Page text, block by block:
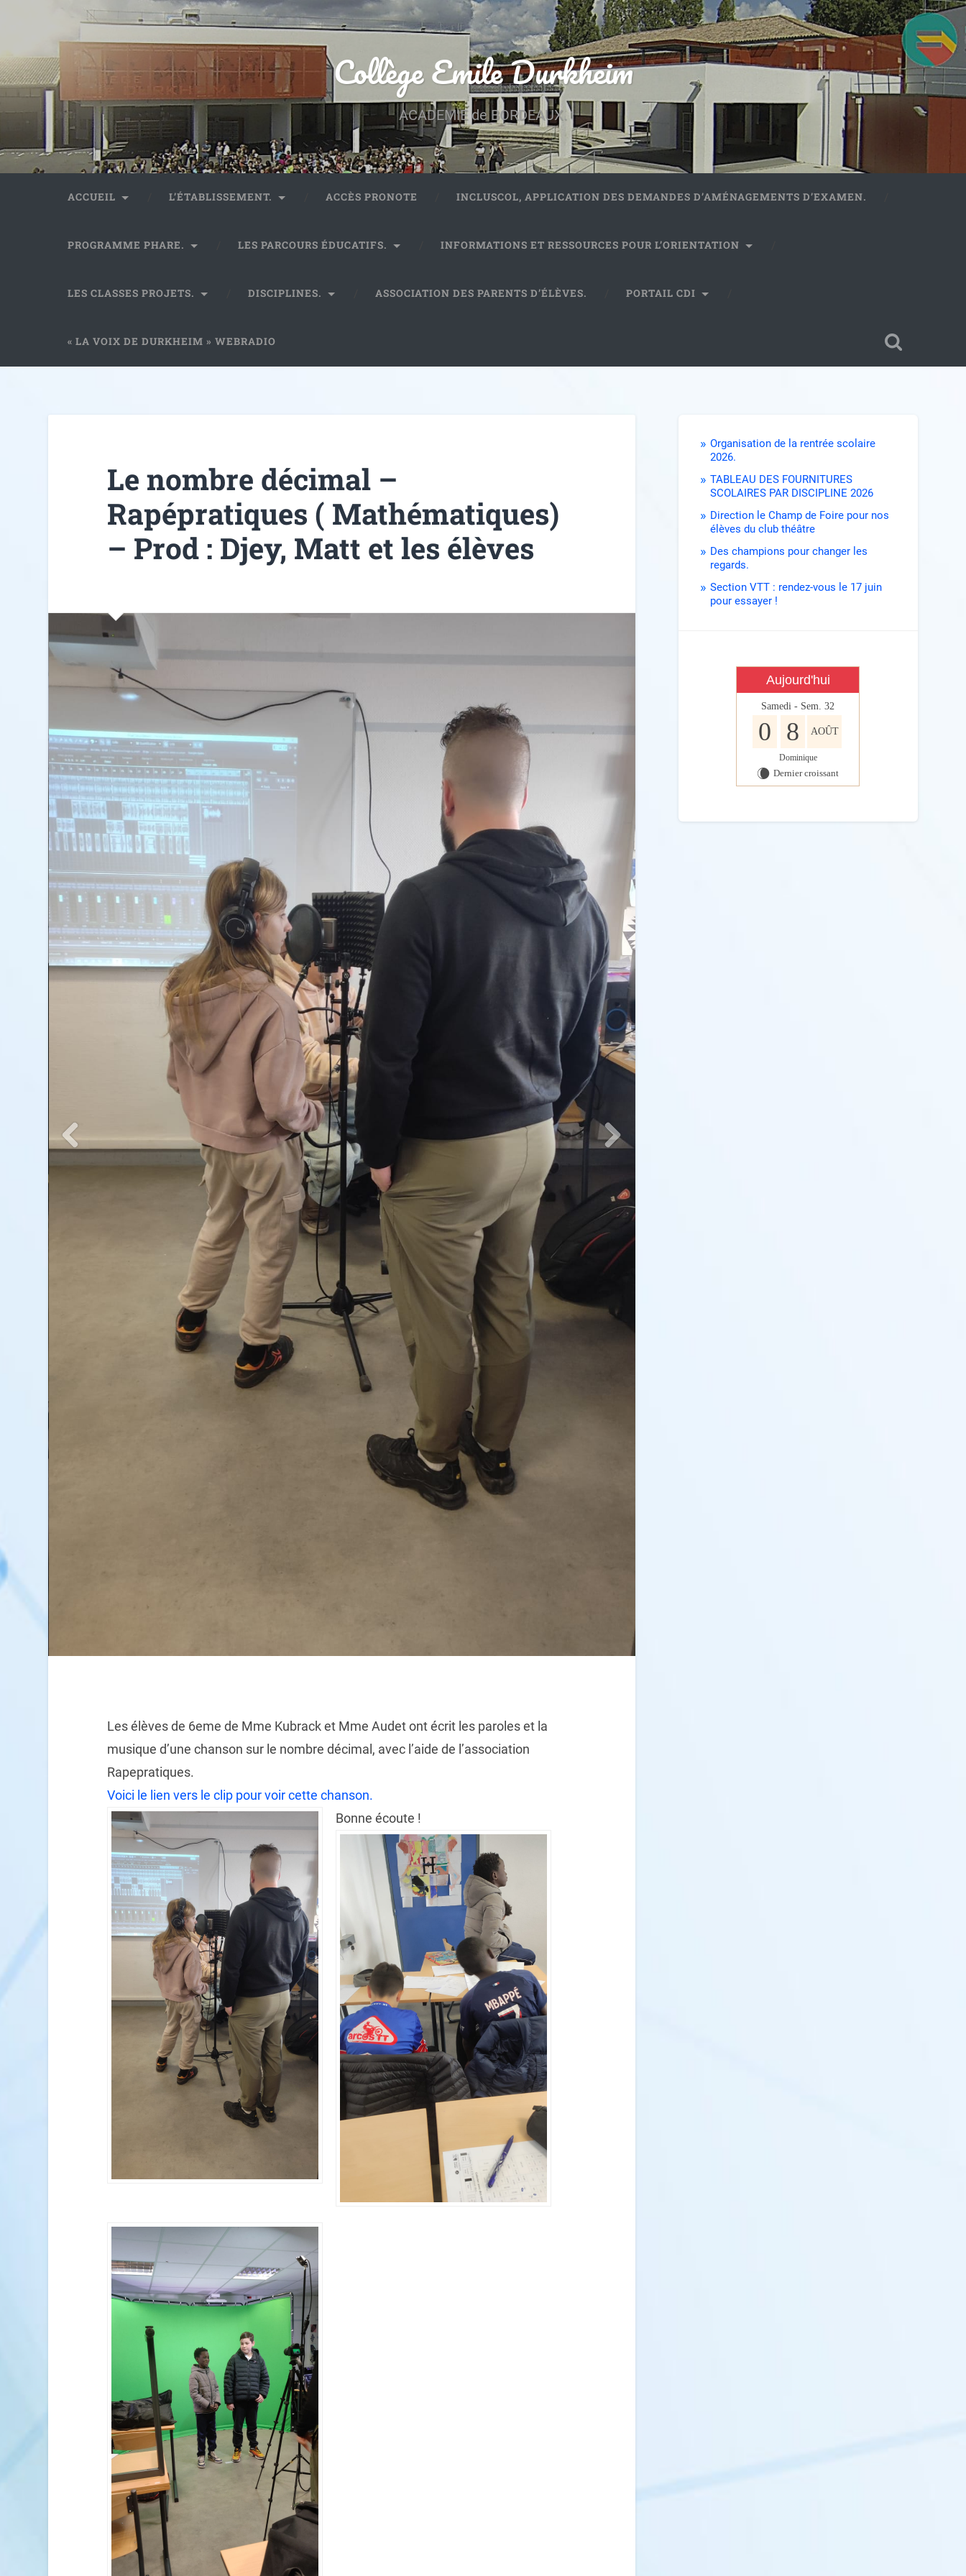
Collège Emile Durkheim
ACADEMIE de BORDEAUX.
ACCUEIL L’ÉTABLISSEMENT. ACCÈS PRONOTE INCLUSCOL, APPLICATION DES DEMANDES D’AMÉNAGEMENTS D’EXAMEN.
PROGRAMME PHARE. LES PARCOURS ÉDUCATIFS. INFORMATIONS ET RESSOURCES POUR L’ORIENTATION
LES CLASSES PROJETS. DISCIPLINES. ASSOCIATION DES PARENTS D’ÉLÈVES. PORTAIL CDI
« LA VOIX DE DURKHEIM » WEBRADIO
Le nombre décimal –
Rapépratiques ( Mathématiques)
– Prod : Djey, Matt et les élèves
Les élèves de 6eme de Mme Kubrack et Mme Audet ont écrit les paroles et la
musique d’une chanson sur le nombre décimal, avec l’aide de l’association
Rapepratiques.
Voici le lien vers le clip pour voir cette chanson.
Bonne écoute !
Organisation de la rentrée scolaire
2026.
TABLEAU DES FOURNITURES
SCOLAIRES PAR DISCIPLINE 2026
Direction le Champ de Foire pour nos
élèves du club théâtre
Des champions pour changer les
regards.
Section VTT : rendez-vous le 17 juin
pour essayer !
Aujourd'hui
Samedi - Sem. 32
0 8 AOÛT
Dominique
W Dernier croissant